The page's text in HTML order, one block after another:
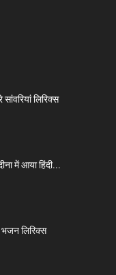
लिरिक्स
में आया हिंदी...
लिरिक्स